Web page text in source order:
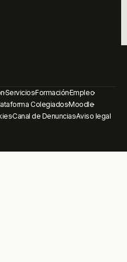
ServiciosFormaciónEmpleo
ColegiadosMoodle
Canal de DenunciasAviso legal